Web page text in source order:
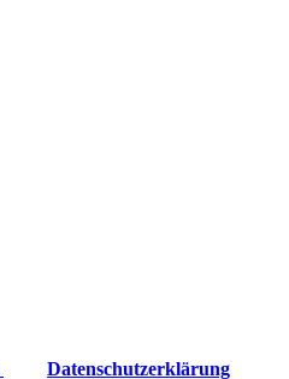
Datenschutzerklärung